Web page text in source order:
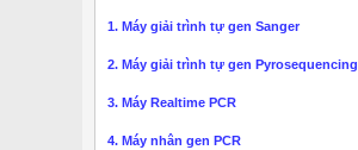
1. Máy giải trình tự gen Sanger
2. Máy giải trình tự gen Pyrosequencing
3. Máy Realtime PCR
4. Máy nhân gen PCR